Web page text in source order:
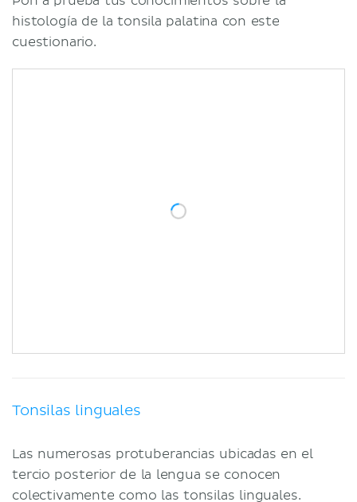
histología de la tonsila palatina con este
cuestionario.
Tonsilas linguales
Las numerosas protuberancias ubicadas en el
tercio posterior de la lengua se conocen
colectivamente como las tonsilas linguales.